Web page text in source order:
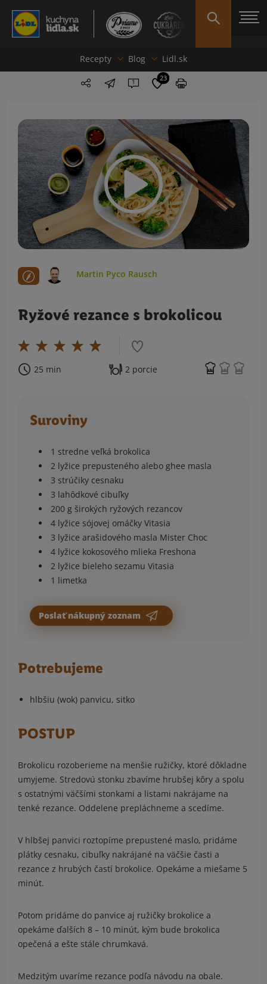
Recepty Blog Lidl.sk
1 23
Martin Pyco Rausch
Ryžové rezance s brokolicou
25 min 2 porcie
Suroviny
1 stredne veľká brokolica
2 lyžice prepusteného alebo ghee masla
3 strúčiky cesnaku
3 lahôdkové cibuľky
200 g širokých ryžových rezancov
4 lyžice sójovej omáčky Vitasia
3 lyžice arašidového masla Mister Choc
4 lyžice kokosového mlieka Freshona
2 lyžice bieleho sezamu Vitasia
1 limetka
Poslať nákupný zoznam
Potrebujeme
hlbšiu (wok) panvicu, sitko
POSTUP
Brokolicu rozoberieme na menšie ružičky, ktoré dôkladne
umyjeme. Stredovú stonku zbavíme hrubšej kôry a spolu
s ostatnými väčšími stonkami a listami nakrájame na
tenké rezance. Oddelene prepláchneme a scedíme.
V hlbšej panvici roztopíme prepustené maslo, pridáme
plátky cesnaku, cibuľky nakrájané na väčšie časti a
rezance z hrubých častí brokolice. Opekáme a miešame 5
minút.
Potom pridáme do panvice aj ružičky brokolice a
opekáme ďalších 8 – 10 minút, kým bude brokolica
opečená a ešte stále chrumkavá.
Medzitým uvaríme rezance podľa návodu na obale.